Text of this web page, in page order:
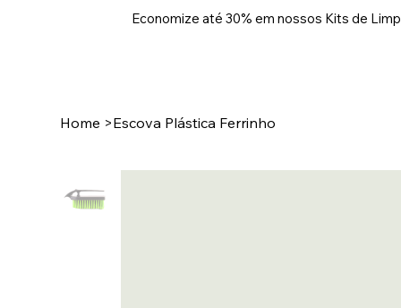
Economize até 30% em nossos Kits de
Home >Escova Plástica Ferrinho